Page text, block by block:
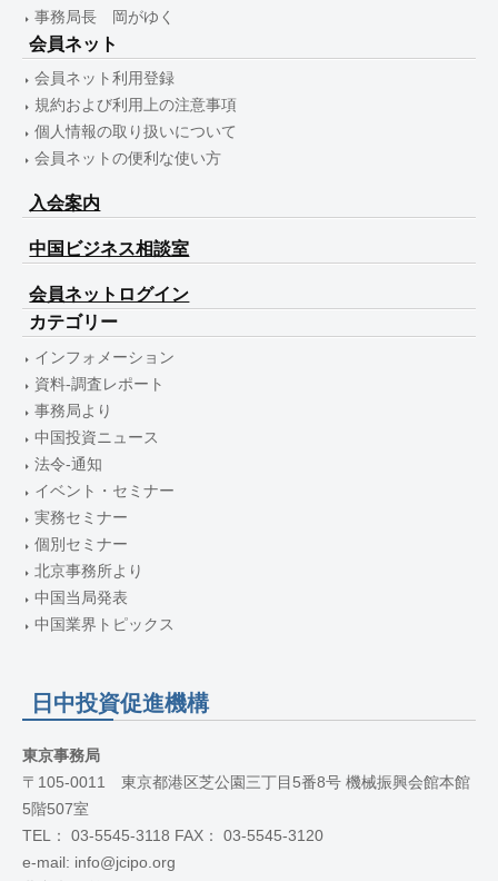
事務局長 岡がゆく
会員ネット
会員ネット利用登録
規約および利用上の注意事項
個人情報の取り扱いについて
会員ネットの便利な使い方
入会案内
中国ビジネス相談室
会員ネットログイン
カテゴリー
インフォメーション
資料-調査レポート
事務局より
中国投資ニュース
法令-通知
イベント・セミナー
実務セミナー
個別セミナー
北京事務所より
中国当局発表
中国業界トピックス
日中投資促進機構
東京事務局
〒105-0011 東京都港区芝公園三丁目5番8号 機械振興会館本館
5階507室
TEL： 03-5545-3118 FAX： 03-5545-3120
e-mail: info@jcipo.org